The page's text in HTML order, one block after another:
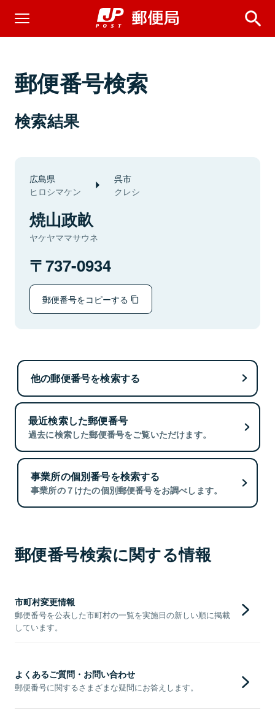
郵便番号検索
検索結果
広島県
ヒロシマケン
呉市
クレシ
焼山政畝
ヤケヤママサウネ
737-0934
郵便番号をコピーする
他の郵便番号を検索する
最近検索した郵便番号
過去に検索した郵便番号をご覧いただけます。
事業所の個別番号を検索する
事業所の７けたの個別郵便番号をお調べします。
郵便番号検索に関する情報
市町村変更情報
郵便番号を公表した市町村の一覧を実施日の新しい順に掲載
しています。
よくあるご質問・お問い合わせ
郵便番号に関するさまざまな疑問にお答えします。